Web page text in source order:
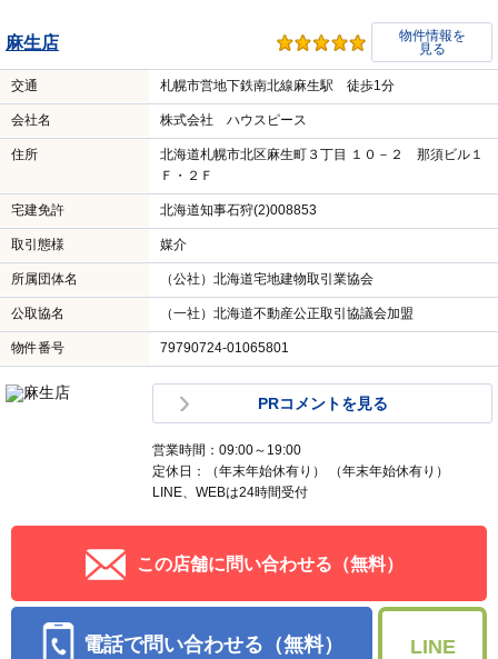
麻生店
物件情報を
見る
交通 札幌市営地下鉄南北線麻生駅 徒歩1分
会社名 株式会社 ハウスピース
住所
北海道札幌市北区麻生町３丁目 １０－２ 那須ビル１
Ｆ・２Ｆ
宅建免許 北海道知事石狩(2)008853
取引態様 媒介
所属団体名 （公社）北海道宅地建物取引業協会
公取協名 （一社）北海道不動産公正取引協議会加盟
物件番号 79790724-01065801
PRコメントを見る
営業時間：09:00～19:00
定休日：（年末年始休有り） （年末年始休有り）
LINE、WEBは24時間受付
この店舗に問い合わせる（無料）
電話で問い合わせる（無料） LINE